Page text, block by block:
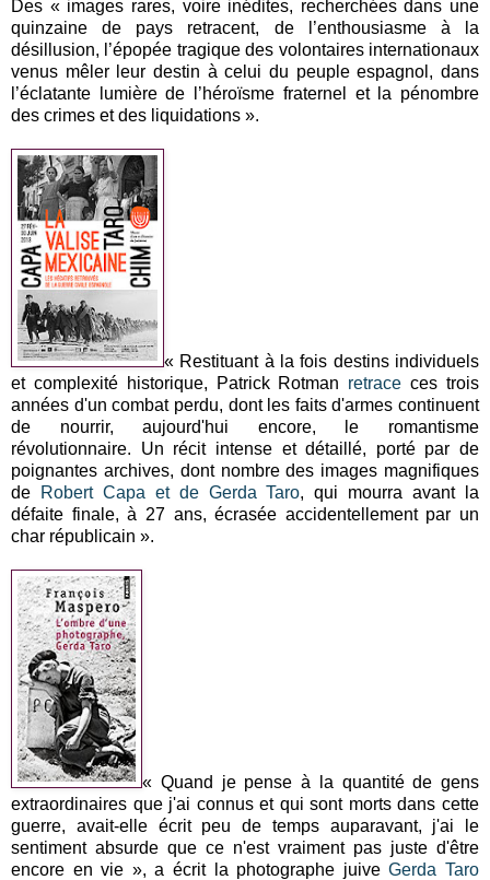
Des « images rares, voire inédites, recherchées dans une
quinzaine de pays retracent, de l’enthousiasme à la
désillusion, l’épopée tragique des volontaires internationaux
venus mêler leur destin à celui du peuple espagnol, dans
l’éclatante lumière de l’héroïsme fraternel et la pénombre
des crimes et des liquidations ».
« Restituant à la fois destins individuels
et complexité historique, Patrick Rotman retrace ces trois
années d'un combat perdu, dont les faits d'armes continuent
de nourrir, aujourd'hui encore, le romantisme
révolutionnaire. Un récit intense et détaillé, porté par de
poignantes archives, dont nombre des images magnifiques
de
Robert Capa et de Gerda Taro, qui mourra avant la
défaite finale, à 27 ans, écrasée accidentellement par un
char républicain ».
« Quand je pense à la quantité de gens
extraordinaires que j'ai connus et qui sont morts dans cette
guerre, avait-elle écrit peu de temps auparavant, j'ai le
sentiment absurde que ce n'est vraiment pas juste d'être
encore en vie », a écrit la photographe juiveGerda Taro